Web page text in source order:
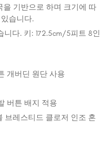
을 기반으로 하며 크기에 따
습니다.
니다. 키: 172.5cm/5피트 8인
개버딘 원단 사용
버튼 배지 적용
브레스티드 클로저 인조 혼